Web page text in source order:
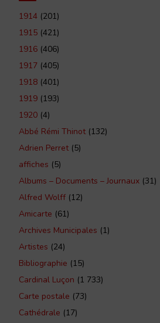
1914 (201)
1915 (421)
1916 (406)
1917 (405)
1918 (401)
1919 (193)
1920 (4)
Abbé Rémi Thinot(132)
Adrien Perret(5)
affiches (5)
Albums – Documents – Journaux (31)
Alfred Wolff (12)
Amicarte (61)
Archives Municipales (1)
Artistes (24)
Bibliographie (15)
Cardinal Luçon (1 733)
Carte postale (73)
Cathédrale (17)